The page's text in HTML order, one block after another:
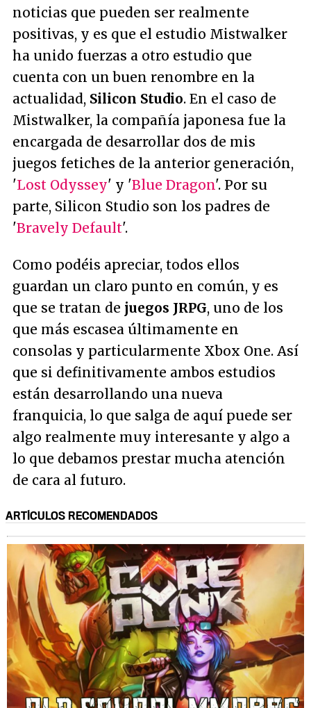
noticias que pueden ser realmente
positivas, y es que el estudio Mistwalker
ha unido fuerzas a otro estudio que
cuenta con un buen renombre en la
actualidad, Silicon Studio. En el caso de
Mistwalker, la compañía japonesa fue la
encargada de desarrollar dos de mis
juegos fetiches de la anterior generación,
'Lost Odyssey' y 'Blue Dragon'. Por su
parte, Silicon Studio son los padres de
'Bravely Default'.
Como podéis apreciar, todos ellos
guardan un claro punto en común, y es
que se tratan de juegos JRPG, uno de los
que más escasea últimamente en
consolas y particularmente Xbox One. Así
que si definitivamente ambos estudios
están desarrollando una nueva
franquicia, lo que salga de aquí puede ser
algo realmente muy interesante y algo a
lo que debamos prestar mucha atención
de cara al futuro.
ARTÍCULOS RECOMENDADOS